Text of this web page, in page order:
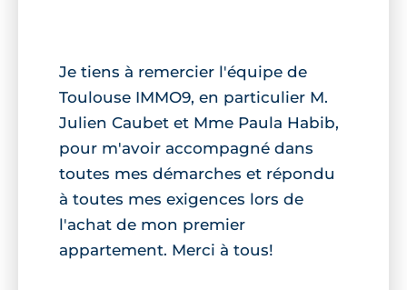
Je tiens à remercier l'équipe de
Toulouse IMMO9, en particulier M.
Julien Caubet et Mme Paula Habib,
pour m'avoir accompagné dans
toutes mes démarches et répondu
à toutes mes exigences lors de
l'achat de mon premier
appartement. Merci à tous!